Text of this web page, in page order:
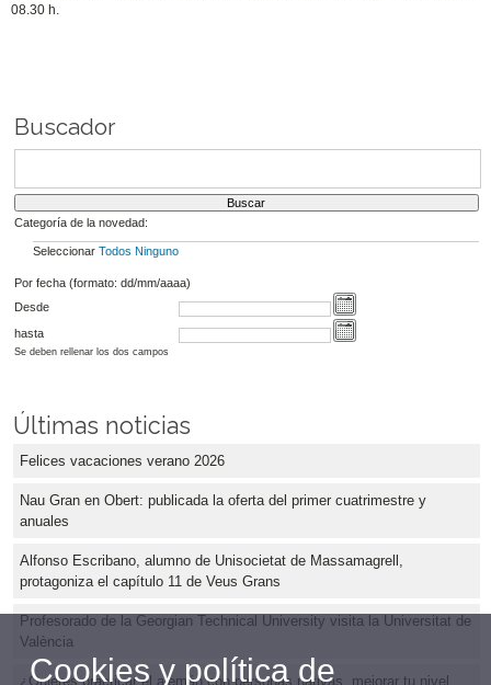
08.30 h.
Buscador
Categoría de la novedad:
Seleccionar Todos Ninguno
Por fecha (formato: dd/mm/aaaa)
Desde
hasta
Se deben rellenar los dos campos
Últimas noticias
Felices vacaciones verano 2026
Nau Gran en Obert: publicada la oferta del primer cuatrimestre y
anuales
Alfonso Escribano, alumno de Unisocietat de Massamagrell,
protagoniza el capítulo 11 de Veus Grans
Profesorado de la Georgian Technical University visita la Universitat de
València
¿Quieres practicar el alemán con personas nativas, mejorar tu nivel
Cookies y política de